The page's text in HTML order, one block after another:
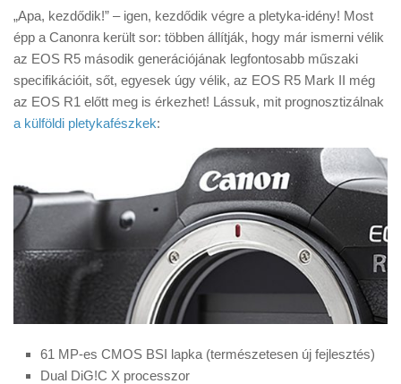
Tudástár
Tanácsok
Érdekességek
Helyszíni Riport
„Apa, kezdődik!” – igen, kezdődik végre a pletyka-idény! Most
épp a Canonra került sor: többen állítják, hogy már ismerni vélik
az EOS R5 második generációjának legfontosabb műszaki
specifikációit, sőt, egyesek úgy vélik, az EOS R5 Mark II még
az EOS R1 előtt meg is érkezhet! Lássuk, mit prognosztizálnak
a külföldi pletykafészkek:
61 MP-es CMOS BSI lapka (természetesen új fejlesztés)
Dual DiG!C X processzor